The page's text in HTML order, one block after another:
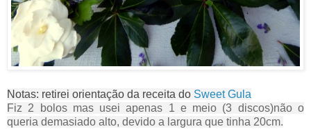
Notas: retirei orientação da receita do Sweet Gula
Fiz 2 bolos mas usei apenas 1 e meio (3 discos)não o
queria demasiado alto, devido a largura que tinha 20cm.